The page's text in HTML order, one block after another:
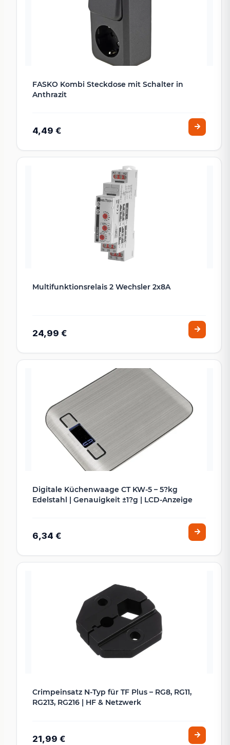
FASKO Kombi Steckdose mit Schalter in
Anthrazit
4,49 €
Multifunktionsrelais 2 Wechsler 2x8A
24,99 €
Digitale Küchenwaage CT KW-5 – 5?kg
Edelstahl | Genauigkeit ±1?g | LCD-Anzeige
6,34 €
Crimpeinsatz N-Typ für TF Plus – RG8, RG11,
RG213, RG216 | HF & Netzwerk
21,99 €